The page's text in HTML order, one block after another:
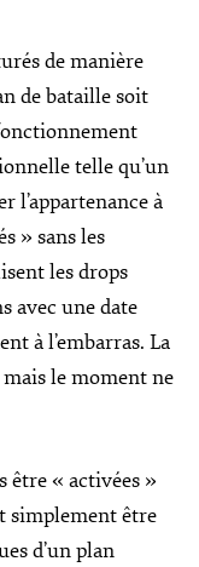
de manière
de bataille soit
telle qu’un
l’appartenance à
» sans les
les drops
avec une date
à l’embarras. La
le moment ne
être « activées »
simplement être
d’un plan